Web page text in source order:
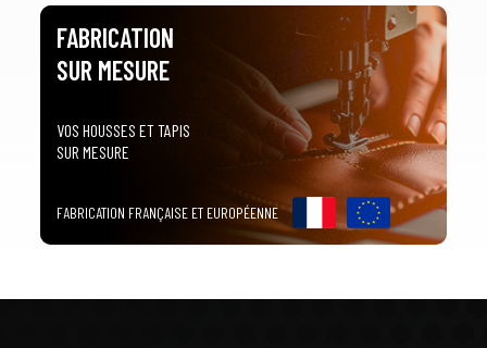
FABRICATION
SUR MESURE
VOS HOUSSES ET TAPIS
SUR MESURE
FABRICATION FRANÇAISE ET EUROPÉENNE